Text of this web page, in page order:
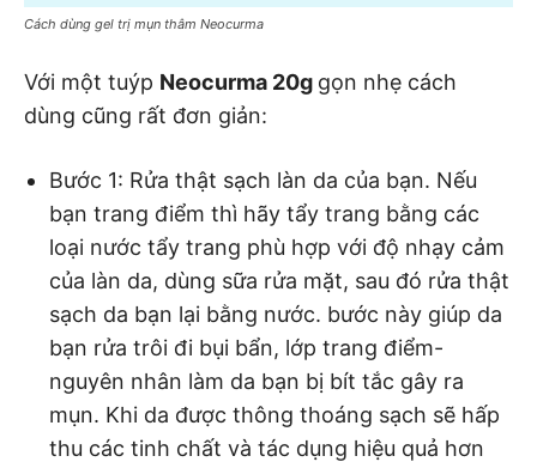
Cách dùng gel trị mụn thâm Neocurma
Với một tuýp Neocurma 20g gọn nhẹ cách
dùng cũng rất đơn giản:
Bước 1: Rửa thật sạch làn da của bạn. Nếu
bạn trang điểm thì hãy tẩy trang bằng các
loại nước tẩy trang phù hợp với độ nhạy cảm
của làn da, dùng sữa rửa mặt, sau đó rửa thật
sạch da bạn lại bằng nước. bước này giúp da
bạn rửa trôi đi bụi bẩn, lớp trang điểm-
nguyên nhân làm da bạn bị bít tắc gây ra
mụn. Khi da được thông thoáng sạch sẽ hấp
thu các tinh chất và tác dụng hiệu quả hơn